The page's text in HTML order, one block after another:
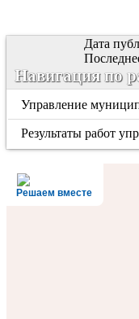
Дата
Навигация по
Управление
Результаты работ
Решаем вместе